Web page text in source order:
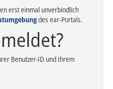
erst einmal unverbindlich
des ear-Portals.
Benutzer-ID und Ihrem